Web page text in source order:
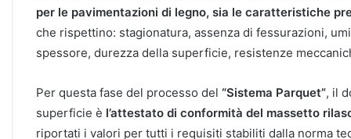
per le pavimentazioni di legno, sia le caratteristiche
che rispettino: stagionatura, assenza di fessurazioni,
spessore, durezza della superficie, resistenze
Per questa fase del processo del “Sistema Parquet”, il
superficie è l’attestato di conformità del massetto
riportati i valori per tutti i requisiti stabiliti dalla norma